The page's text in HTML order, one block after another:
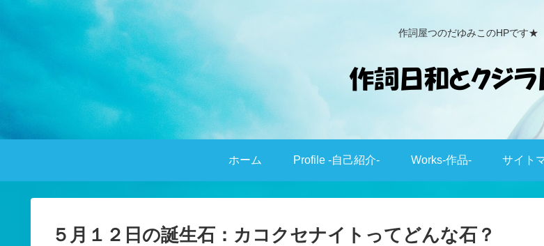
作詞屋つのだゆみこのHPです★
ホーム Profile -自己紹介- Works-作品- サイト
５月１２日の誕生石：カコクセナイトってどんな石？